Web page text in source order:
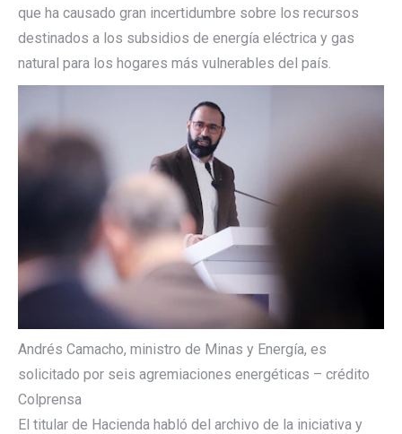
que ha causado gran incertidumbre sobre los recursos
destinados a los subsidios de energía eléctrica y gas
natural para los hogares más vulnerables del país.
Andrés Camacho, ministro de Minas y Energía, es
solicitado por seis agremiaciones energéticas – crédito
Colprensa
El titular de Hacienda habló del archivo de la iniciativa y